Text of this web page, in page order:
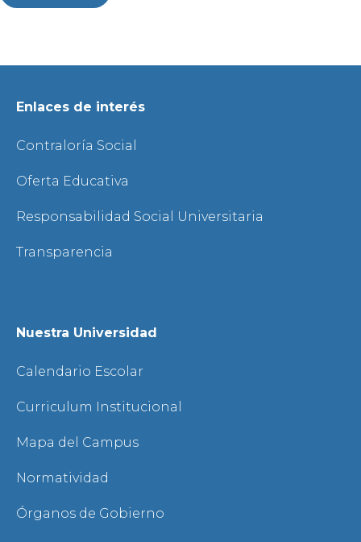
Enlaces de interés
Contraloría Social
Oferta Educativa
Responsabilidad Social Universitaria
Transparencia
Nuestra Universidad
Calendario Escolar
Curriculum Institucional
Mapa del Campus
Normatividad
Órganos de Gobierno